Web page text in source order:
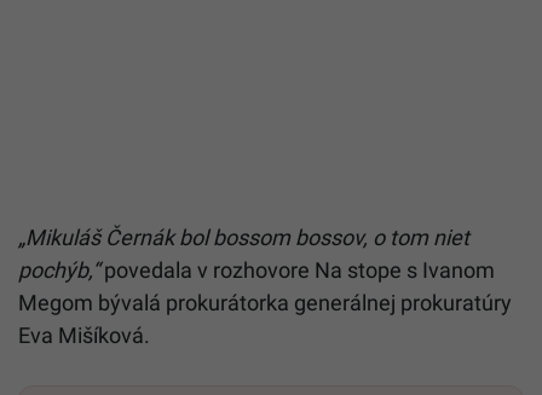
„Mikuláš Černák bol bossom bossov, o tom niet
pochýb,“povedala v rozhovore Na stope s Ivanom
Megom bývalá prokurátorka generálnej prokuratúry
Eva Mišíková.